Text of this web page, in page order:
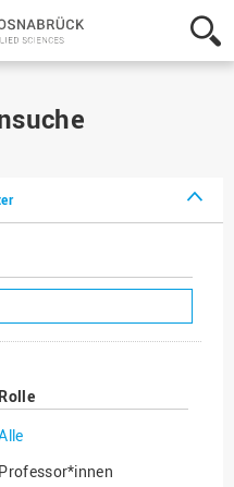
Hochschule
Osnabrück
-
Rolle
Professor*innen